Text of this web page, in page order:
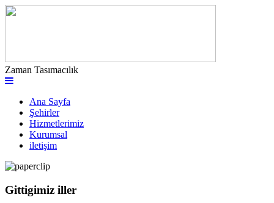
Zaman Tasımacılık
Ana Sayfa
Şehirler
Hizmetlerimiz
Kurumsal
iletişim
Gittigimiz iller